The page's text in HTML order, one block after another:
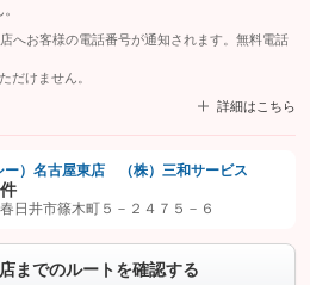
へお客様の電話番号が通知されます。無料電話
だけません。
詳細はこちら
友だち追加してから「許可する」ボタンを押
をタップして問い合わせを
ー）名古屋東店 （株）三和サービス
日井市篠木町５－２４７５－６
までのルートを確認する